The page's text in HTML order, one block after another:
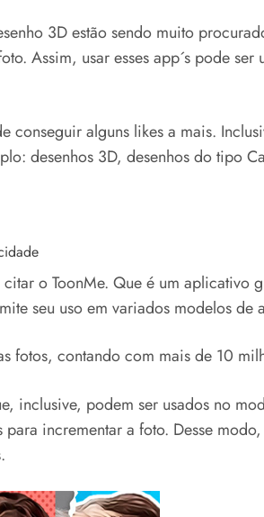
3D estão sendo muito
Assim, usar esses app´s pode
alguns likes a mais.
desenhos 3D, desenhos do tipo
o ToonMe. Que é um aplicativo
seu uso em variados modelos de
fotos, contando com mais de 10
inclusive, podem ser usados no
incrementar a foto. Desse